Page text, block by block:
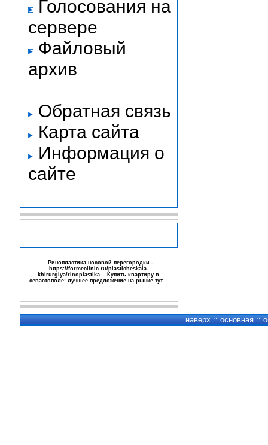
Голосования на
сервере
Файловый
архив
Обратная связь
Карта сайта
Информация о
сайте
Ринопластика носовой перегородки -
https://formeclinic.ru/plasticheskaia-
khirurgiya/rinoplastika. . Купить квартиру в
севастополе: лучшее предложение на рынке тут.
наверх ::основная ::